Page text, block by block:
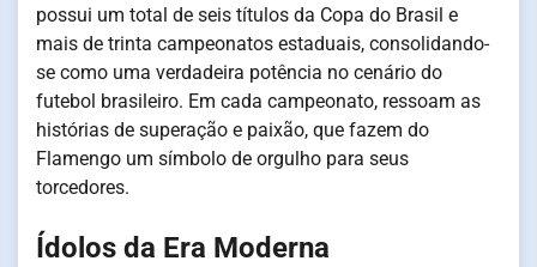
possui um total de seis títulos da Copa do Brasil e
mais de trinta campeonatos estaduais, consolidando-
se como uma verdadeira potência no cenário do
futebol brasileiro. Em cada campeonato, ressoam as
histórias de superação e paixão, que fazem do
Flamengo um símbolo de orgulho para seus
torcedores.
Ídolos da Era Moderna